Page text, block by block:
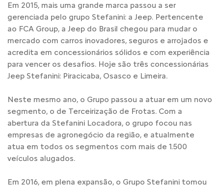
Em 2015, mais uma grande marca passou a ser
gerenciada pelo grupo Stefanini: a Jeep. Pertencente
ao FCA Group, a Jeep do Brasil chegou para mudar o
mercado com carros inovadores, seguros e arrojados e
acredita em concessionários sólidos e com experiência
para vencer os desafios. Hoje são três concessionárias
Jeep Stefanini: Piracicaba, Osasco e Limeira.
Neste mesmo ano, o Grupo passou a atuar em um novo
segmento, o de Terceirização de Frotas. Com a
abertura da Stefanini Locadora, o grupo focou nas
empresas de agronegócio da região, e atualmente
atua em todos os segmentos com mais de 1.500
veículos alugados.
Em 2016, em plena expansão, o Grupo Stefanini tomou